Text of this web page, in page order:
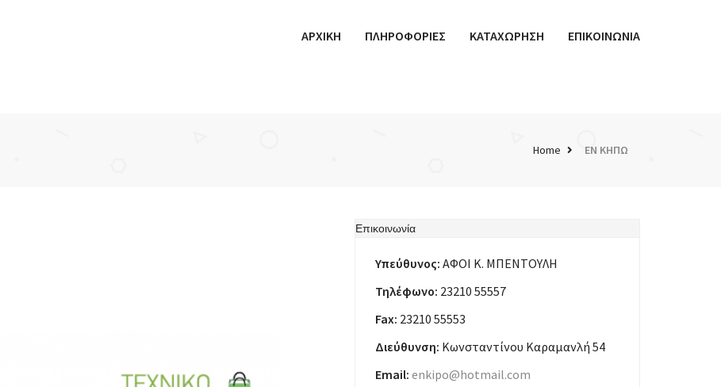
ΑΡΧΙΚΗ ΠΛΗΡΟΦΟΡΙΕΣ ΚΑΤΑΧΩΡΗΣΗ ΕΠΙΚΟΙΝΩΝΙΑ
Home ΕΝ ΚΗΠΩ
Επικοινωνία
Υπεύθυνος: ΑΦΟΙ Κ. ΜΠΕΝΤΟΥΛΗ
Τηλέφωνο: 23210 55557
Fax: 23210 55553
Διεύθυνση: Κωνσταντίνου Καραμανλή 54
Email: enkipo@hotmail.com